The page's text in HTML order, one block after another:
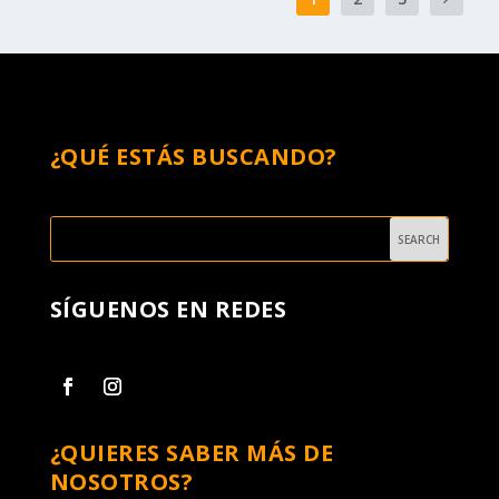
¿QUÉ ESTÁS BUSCANDO?
SÍGUENOS EN REDES
¿QUIERES SABER MÁS DE
NOSOTROS?